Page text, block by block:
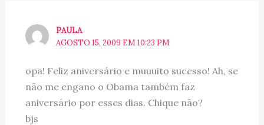
PAULA
AGOSTO 15, 2009 EM 10:23 PM
opa! Feliz aniversário e muuuito sucesso! Ah, se
não me engano o Obama também faz
aniversário por esses dias. Chique não?
bjs